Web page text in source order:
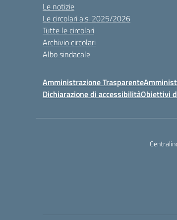
Le notizie
Le circolari a.s. 2025/2026
Tutte le circolari
Archivio circolari
Albo sindacale
Amministrazione Trasparente
Dichiarazione di accessibilitàObiettivi